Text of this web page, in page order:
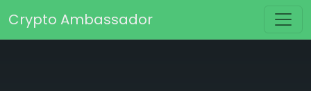
Основная навигация
Crypto Ambassador